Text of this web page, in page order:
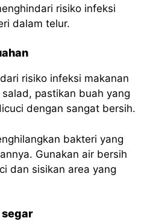
risiko infeksi
dalam telur.
risiko infeksi makanan
pastikan buah yang
dengan sangat bersih.
bakteri yang
Gunakan air bersih
dan sisikan area yang
segar